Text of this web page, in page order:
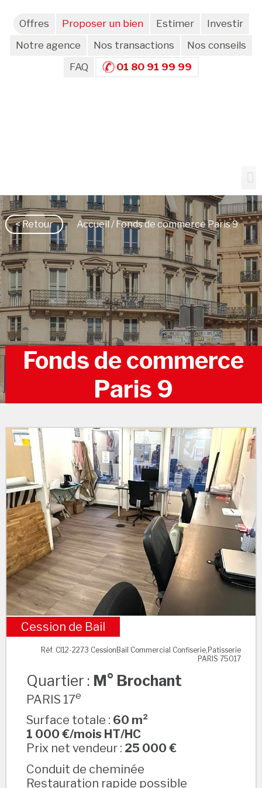
Offres Proposer un bien Estimer
Investir
Notre agence
Nos transactions
Nos conseils
FAQ
01 80 91 99 99
< Retour Accueil/ Fonds de commerce Paris 9
Fonds de commerce
Paris 9
M° Brochant
Cession de Bail
Réf. CI12-2273 CessionBail Commercial Confiserie,Patisserie
PARIS 75017
Quartier : M° Brochant
PARIS 17e
Surface totale : 60 m²
1 000 €/mois HT/HC
Prix net vendeur : 25 000 €
Conduit de cheminée
Restauration rapide possible